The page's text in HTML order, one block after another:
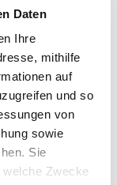
Daten
Ihre
mithilfe
auf
und so
von
sowie
Sie
Zwecke